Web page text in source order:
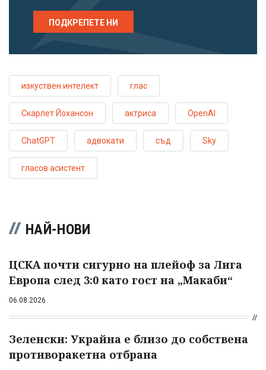
ПОДКРЕПЕТЕ НИ
изкуствен интелект глас
Скарлет Йохансон актриса OpenAI
ChatGPT адвокати съд Sky
гласов асистент
НАЙ-НОВИ
ЦСКА почти сигурно на плейоф за Лига
Европа след 3:0 като гост на „Макаби“
06.08.2026
Зеленски: Украйна е близо до собствена
противоракетна отбрана